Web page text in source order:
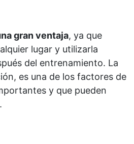
gran ventaja, ya que
lugar y utilizarla
del entrenamiento. La
es una de los factores de
y que pueden